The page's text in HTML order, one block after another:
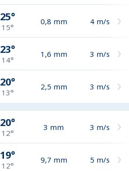
25°
15°
0,8 mm 4 m/s
23°
14°
1,6 mm 3 m/s
20°
13°
2,5 mm 3 m/s
20°
12°
3 mm 3 m/s
19°
12°
9,7 mm 5 m/s